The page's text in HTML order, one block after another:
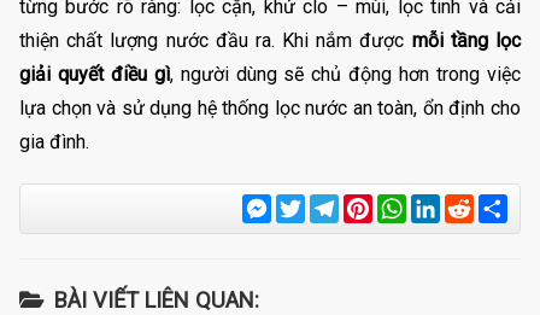
từng bước rõ ràng: lọc cặn, khử clo – mùi, lọc tinh và cải
thiện chất lượng nước đầu ra. Khi nắm được mỗi tầng lọc
giải quyết điều gì, người dùng sẽ chủ động hơn trong việc
lựa chọn và sử dụng hệ thống lọc nước an toàn, ổn định cho
gia đình.
Messenger
TwitterTelegram
Pinterest
WhatsApp
LinkedIn
Reddit
BÀI VIẾT LIÊN QUAN: